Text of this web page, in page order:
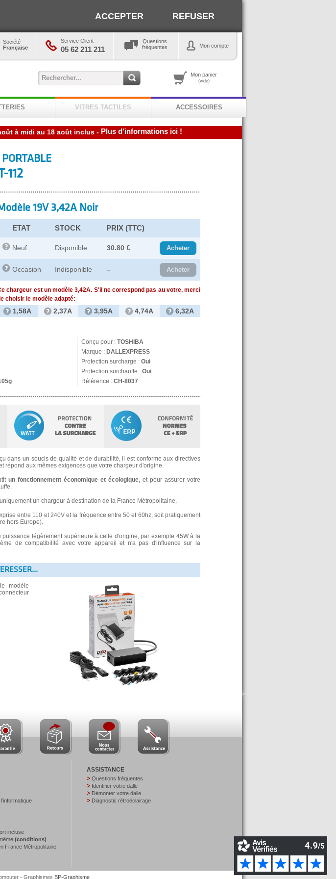
ACCEPTER REFUSER
Société
Française
Service Client
05 62 211 211
Questions
fréquentes
Mon compte
Mon panier
(vide)
VITRES TACTILES ACCESSOIRES
- Plus d'informations ici !
112
19V 3,42A Noir
ETAT STOCK PRIX (TTC)
Neuf Disponible 30.80 € Acheter
Occasion Indisponible – Acheter
chargeur est un modèle 3,42A. S'il ne correspond pas au votre, merci
choisir le modèle adapté:
1,58A 2,37A 3,95A 4,74A 6,32A
Conçu pour : TOSHIBA
Marque : DALLEXPRESS
Protection surcharge : Oui
Protection surchauffe : Oui
Référence : CH-8037
dans un soucis de qualité et de durabilité, il est conforme aux directives
répond aux mêmes exigences que votre chargeur d'origine.
un fonctionnement économique et écologique, et pour assurer votre
un chargeur à destination de la France Métropolitaine.
entre 110 et 240V et la fréquence entre 50 et 60hz, soit pratiquement
hors Europe).
légèrement supérieure à celle d'origine, par exemple 45W à la
de compatibilité avec votre appareil et n'a pas d'influence sur la
modèle
incluse
(conditions)
France Métropolitaine
ASSISTANCE
Questions fréquentes
Identifier votre dalle
Démonter votre dalle
Diagnostic rétroéclairage
- Graphismes BP-Graphisme